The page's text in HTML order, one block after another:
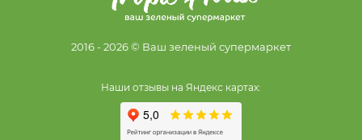
2016 - 2026 © Ваш зеленый супермаркет
Наши отзывы на Яндекс картах: